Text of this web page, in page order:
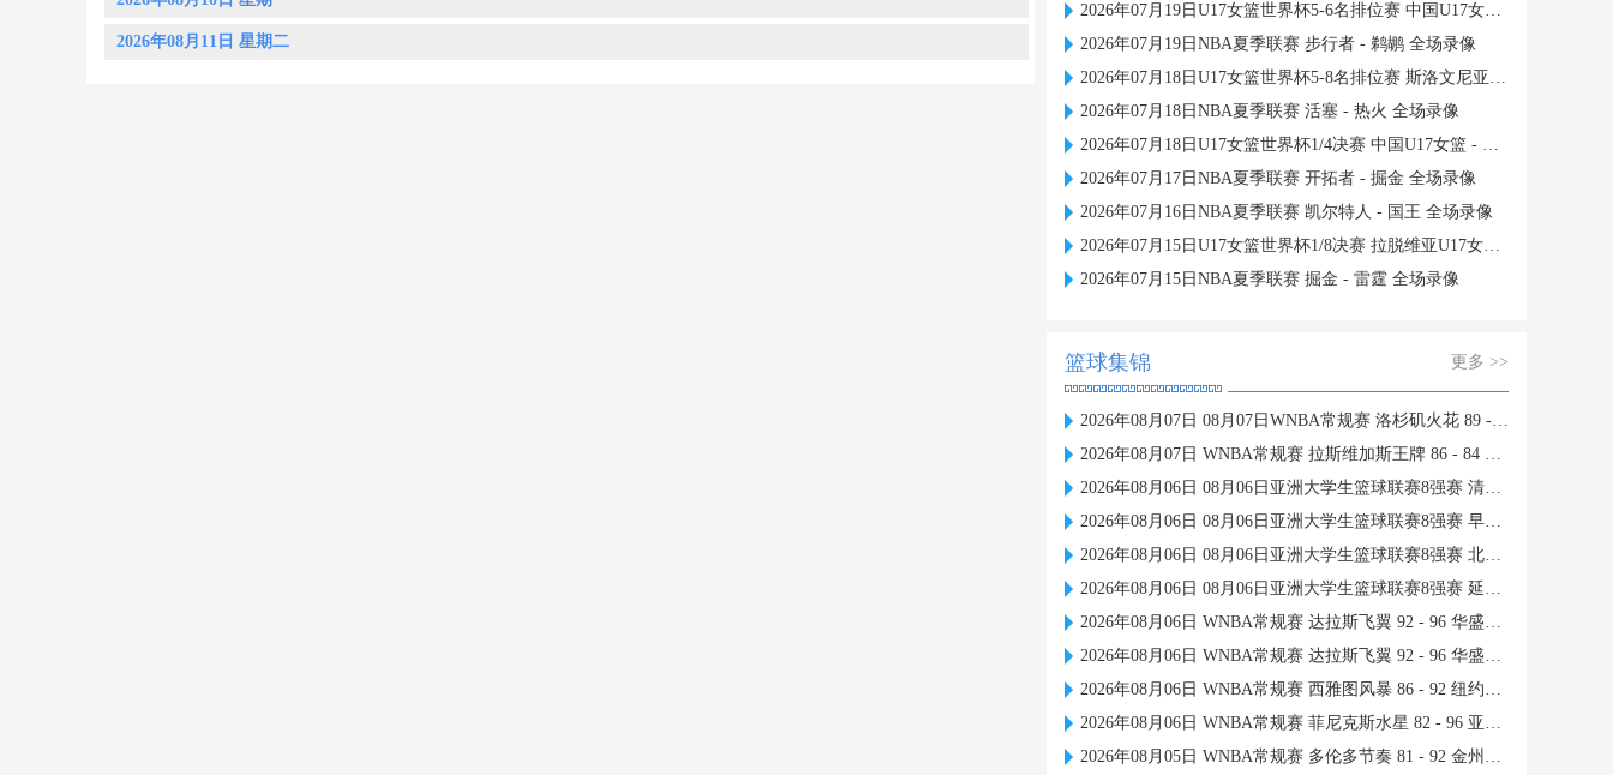
2026年08月11日 星期二
2026年07月19日U17女篮世界杯5-6名排位赛 中国U17女篮 - 新西兰U17女篮 全场录像
2026年07月19日NBA夏季联赛 步行者 - 鹈鹕 全场录像
2026年07月18日U17女篮世界杯5-8名排位赛 斯洛文尼亚U17女篮 - 中国U17女篮 全场录像
2026年07月18日NBA夏季联赛 活塞 - 热火 全场录像
2026年07月18日U17女篮世界杯1/4决赛 中国U17女篮 - 加拿大U17女篮 录像
2026年07月17日NBA夏季联赛 开拓者 - 掘金 全场录像
2026年07月16日NBA夏季联赛 凯尔特人 - 国王 全场录像
2026年07月15日U17女篮世界杯1/8决赛 拉脱维亚U17女篮 - 中国U17女篮 录像
2026年07月15日NBA夏季联赛 掘金 - 雷霆 全场录像
篮球集锦 更多 >>
2026年08月07日 08月07日WNBA常规赛 洛杉矶火花 89 - 82 明尼苏达山猫 全场集锦
2026年08月07日 WNBA常规赛 拉斯维加斯王牌 86 - 84 印第安纳狂热 全场集锦
2026年08月06日 08月06日亚洲大学生篮球联赛8强赛 清华大学 85 - 81 菲律宾大学 集锦
2026年08月06日 08月06日亚洲大学生篮球联赛8强赛 早稻田大学 78 - 71 高丽大学 集锦
2026年08月06日 08月06日亚洲大学生篮球联赛8强赛 北京大学 77 - 79 上海交通大学 集锦
2026年08月06日 08月06日亚洲大学生篮球联赛8强赛 延世大学 67 - 72 政治大学 集锦
2026年08月06日 WNBA常规赛 达拉斯飞翼 92 - 96 华盛顿神秘人 全场集锦
2026年08月06日 WNBA常规赛 达拉斯飞翼 92 - 96 华盛顿神秘人 全场集锦
2026年08月06日 WNBA常规赛 西雅图风暴 86 - 92 纽约自由人 全场集锦
2026年08月06日 WNBA常规赛 菲尼克斯水星 82 - 96 亚特兰大梦想 全场集锦
2026年08月05日 WNBA常规赛 多伦多节奏 81 - 92 金州女武神 全场集锦